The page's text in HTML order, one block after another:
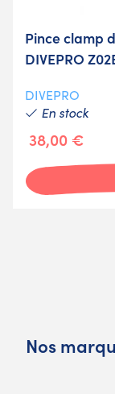
Pince clamp
DIVEPRO
DIVEPRO
En stock
38,00 €
Nos